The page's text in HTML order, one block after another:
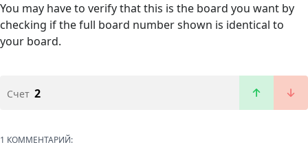
You may have to verify that this is the board you want by
checking if the full board number shown is identical to
your board.
Счет 2
1 КОММЕНТАРИЙ: